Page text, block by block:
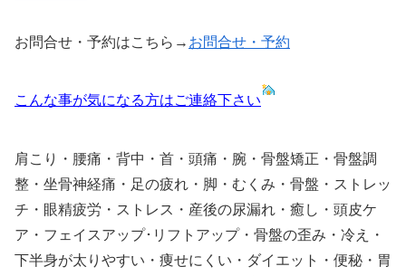
お問合せ・予約はこちら→ お問合せ・予約
こんな事が気になる方はご連絡下さい
肩こり・腰痛・背中・首・頭痛・腕・骨盤矯正・骨盤調
整・坐骨神経痛・足の疲れ・脚・むくみ・骨盤・ストレッ
チ・眼精疲労・ストレス・産後の尿漏れ・癒し・頭皮ケ
ア・フェイスアップ･リフトアップ・骨盤の歪み・冷え・
下半身が太りやすい・痩せにくい・ダイエット・便秘・胃